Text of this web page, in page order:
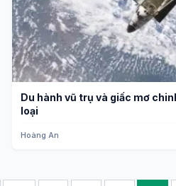
Du hành vũ trụ và giấc mơ
loại
Hoàng An